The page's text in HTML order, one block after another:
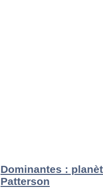
Dominantes :
Patterson